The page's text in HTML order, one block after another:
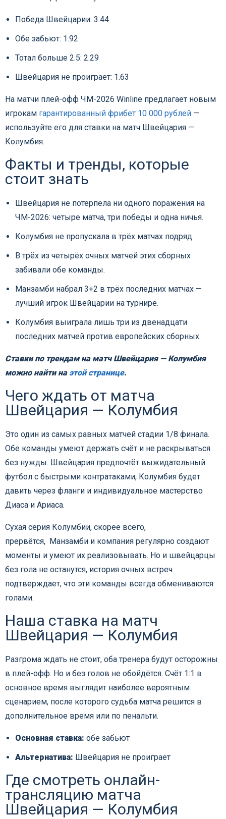
Победа Швейцарии: 3.44
Обе забьют: 1.92
Тотал больше 2.5: 2.29
Швейцария не проиграет: 1.63
На матчи плей-офф ЧМ-2026 Winline предлагает новым
игрокам гарантированный фрибет 10 000 рублей —
используйте его для ставки на матч Швейцария —
Колумбия.
Факты и тренды, которые
стоит знать
Швейцария не потерпела ни одного поражения на
ЧМ-2026: четыре матча, три победы и одна ничья.
Колумбия не пропускала в трёх матчах подряд.
В трёх из четырёх очных матчей этих сборных
забивали обе команды.
Манзамби набрал 3+2 в трёх последних матчах —
лучший игрок Швейцарии на турнире.
Колумбия выиграла лишь три из двенадцати
последних матчей против европейских сборных.
Ставки по трендам на матч Швейцария — Колумбия
можно найти на этой странице.
Чего ждать от матча
Швейцария — Колумбия
Это один из самых равных матчей стадии 1/8 финала.
Обе команды умеют держать счёт и не раскрываться
без нужды. Швейцария предпочтёт выжидательный
футбол с быстрыми контратаками, Колумбия будет
давить через фланги и индивидуальное мастерство
Диаса и Ариаса.
Сухая серия Колумбии, скорее всего,
прервётся, Манзамби и компания регулярно создают
моменты и умеют их реализовывать. Но и швейцарцы
без гола не останутся, история очных встреч
подтверждает, что эти команды всегда обмениваются
голами.
Наша ставка на матч
Швейцария — Колумбия
Разгрома ждать не стоит, оба тренера будут осторожны
в плей-офф. Но и без голов не обойдётся. Счёт 1:1 в
основное время выглядит наиболее вероятным
сценарием, после которого судьба матча решится в
дополнительное время или по пенальти.
Основная ставка: обе забьют
Альтернатива: Швейцария не проиграет
Где смотреть онлайн-
трансляцию матча
Швейцария — Колумбия